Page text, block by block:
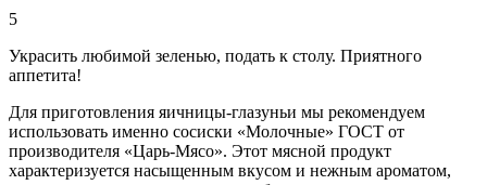
5
Украсить любимой зеленью, подать к столу. Приятного
аппетита!
Для приготовления яичницы-глазуньи мы рекомендуем
использовать именно сосиски «Молочные» ГОСТ от
производителя «Царь-Мясо». Этот мясной продукт
характеризуется насыщенным вкусом и нежным ароматом,